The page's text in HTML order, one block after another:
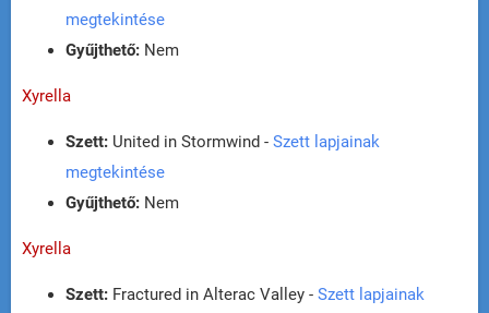
megtekintése
Gyűjthető: Nem
Xyrella
Szett: United in Stormwind - Szett lapjainak
megtekintése
Gyűjthető: Nem
Xyrella
Szett: Fractured in Alterac Valley - Szett lapjainak